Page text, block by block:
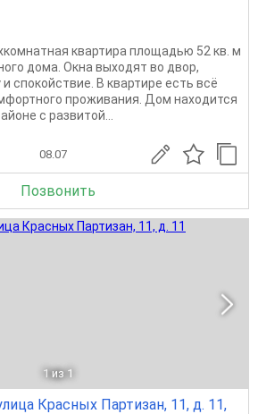
квартира площадью 52 кв. м
дома. Окна выходят во двор,
спокойствие. В квартире есть всё
проживания. Дом находится
с развитой...
08.07
Позвонить
1 из 1
Красных Партизан, 11, д. 11,